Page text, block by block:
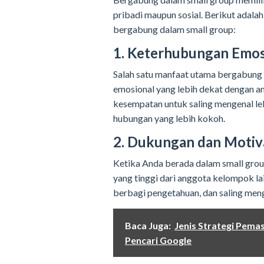
pribadi maupun sosial. Berikut
bergabung dalam small group:
1. Keterhubungan
Salah satu manfaat utama
emosional yang lebih dekat dengan
kesempatan untuk saling mengenal
hubungan yang lebih kokoh.
2. Dukungan dan
Ketika Anda berada dalam small
yang tinggi dari anggota kelompok
berbagi pengetahuan, dan saling
Baca Juga: Jenis Strategi
Pencari Google